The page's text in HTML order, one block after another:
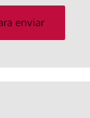
enviar